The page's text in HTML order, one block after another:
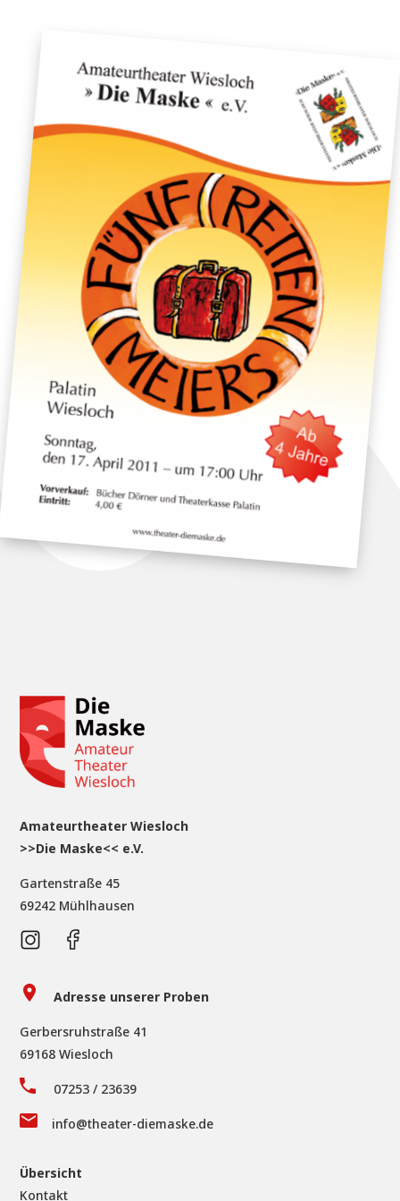
Amateurtheater Wiesloch
>>Die Maske<< e.V.
Gartenstraße 45
69242 Mühlhausen
Adresse unserer Proben
Gerbersruhstraße 41
69168 Wiesloch
07253 / 23639
info@theater-diemaske.de
Übersicht
Kontakt